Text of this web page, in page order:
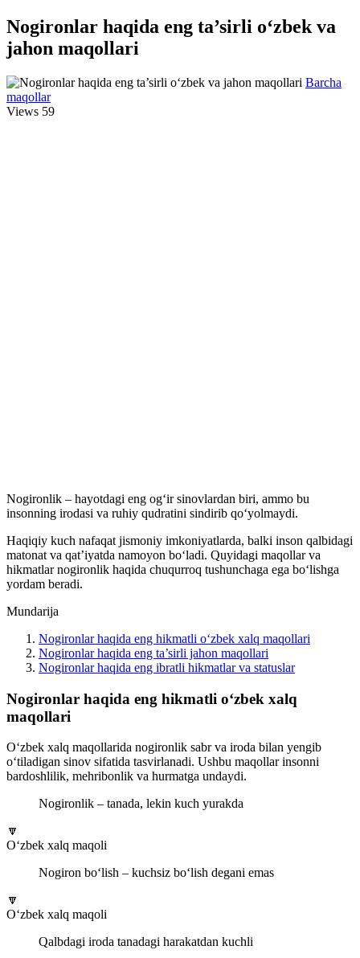
Nogironlar haqida eng ta’sirli o‘zbek va
jahon maqollari
Barcha
maqollar
Views 59
Nogironlik – hayotdagi eng og‘ir sinovlardan biri, ammo bu
insonning irodasi va ruhiy qudratini sindirib qo‘yolmaydi.
Haqiqiy kuch nafaqat jismoniy imkoniyatlarda, balki inson qalbidagi
matonat va qat’iyatda namoyon bo‘ladi. Quyidagi maqollar va
hikmatlar nogironlik haqida chuqurroq tushunchaga ega bo‘lishga
yordam beradi.
Mundarija
Nogironlar haqida eng hikmatli o‘zbek xalq maqollari
Nogironlar haqida eng ta’sirli jahon maqollari
Nogironlar haqida eng ibratli hikmatlar va statuslar
Nogironlar haqida eng hikmatli o‘zbek xalq
maqollari
O‘zbek xalq maqollarida nogironlik sabr va iroda bilan yengib
o‘tiladigan sinov sifatida tasvirlanadi. Ushbu maqollar insonni
bardoshlilik, mehribonlik va hurmatga undaydi.
Nogironlik – tanada, lekin kuch yurakda
🔽
O‘zbek xalq maqoli
Nogiron bo‘lish – kuchsiz bo‘lish degani emas
🔽
O‘zbek xalq maqoli
Qalbdagi iroda tanadagi harakatdan kuchli